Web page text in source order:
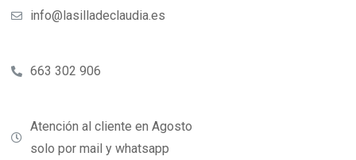
info@lasilladeclaudia.es
663 302 906
Atención al cliente en Agosto
solo por mail y whatsapp